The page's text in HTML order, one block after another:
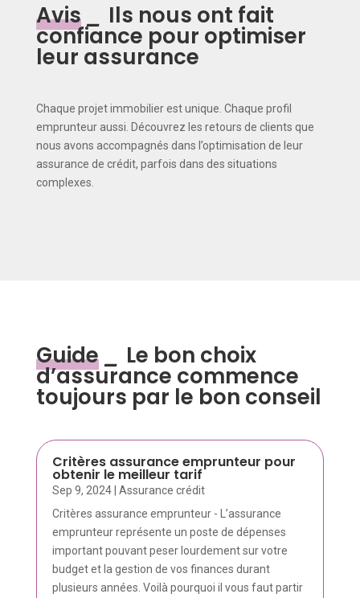
Avis _ Ils nous ont fait
confiance pour optimiser
leur assurance
Chaque projet immobilier est unique. Chaque profil
emprunteur aussi. Découvrez les retours de clients que
nous avons accompagnés dans l’optimisation de leur
assurance de crédit, parfois dans des situations
complexes.
Guide _ Le bon choix
d’assurance commence
toujours par le bon conseil
Critères assurance emprunteur pour
obtenir le meilleur tarif
Sep 9, 2024| Assurance crédit
Critères assurance emprunteur - L’assurance
emprunteur représente un poste de dépenses
important pouvant peser lourdement sur votre
budget et la gestion de vos finances durant
plusieurs années. Voilà pourquoi il vous faut partir